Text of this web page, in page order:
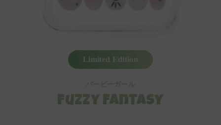
Limited Edition
Fuzzy Fantasy